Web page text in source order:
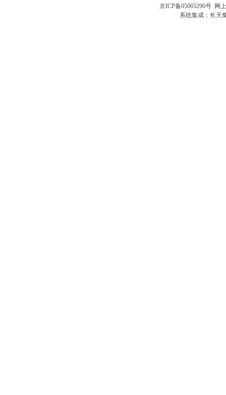
京ICP备05065290号 网
系统集成： 长天